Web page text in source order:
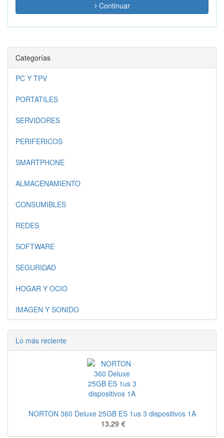
Continuar
Categorías
PC Y TPV
PORTATILES
SERVIDORES
PERIFERICOS
SMARTPHONE
ALMACENAMIENTO
CONSUMIBLES
REDES
SOFTWARE
SEGURIDAD
HOGAR Y OCIO
IMAGEN Y SONIDO
Lo más reciente
NORTON 360 Deluxe 25GB ES 1us 3 dispositivos 1A
13,29 €